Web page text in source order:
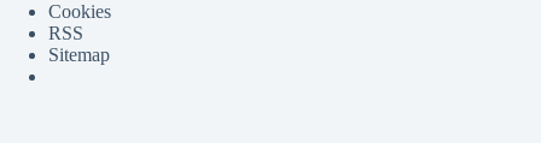
Cookies
RSS
Sitemap